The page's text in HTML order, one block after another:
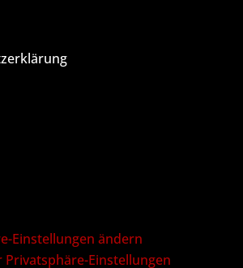
Einstellungen ändern
Privatsphäre-Einstellungen